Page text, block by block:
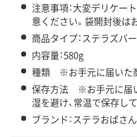
注意事項：大変デリケー
意ください。袋開封後は
商品タイプ：ステラズバ
内容量：580g
種類 ※お手元に届いた
保存方法 ※お手元に届
湿を避け、常温で保存し
ブランド：ステラおばさ